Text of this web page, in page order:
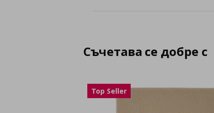
Съчетава се добре с
Top Seller